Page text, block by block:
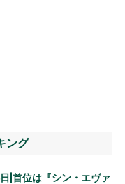
ング
]首位は『シン・エヴァ